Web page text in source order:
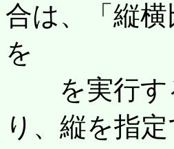
合は、「縦
を
を実行す
り、縦を指